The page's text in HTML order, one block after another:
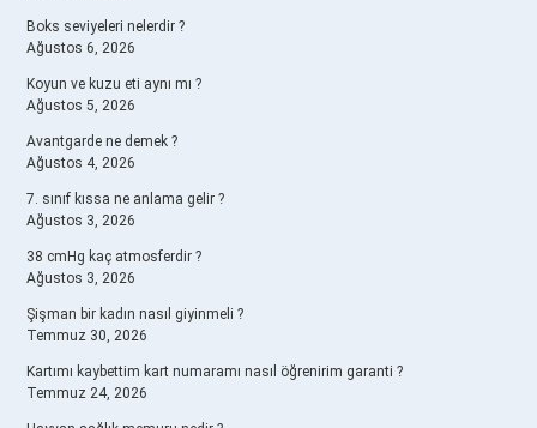
Boks seviyeleri nelerdir ?
Ağustos 6, 2026
Koyun ve kuzu eti aynı mı ?
Ağustos 5, 2026
Avantgarde ne demek ?
Ağustos 4, 2026
7. sınıf kıssa ne anlama gelir ?
Ağustos 3, 2026
38 cmHg kaç atmosferdir ?
Ağustos 3, 2026
Şişman bir kadın nasıl giyinmeli ?
Temmuz 30, 2026
Kartımı kaybettim kart numaramı nasıl öğrenirim garanti ?
Temmuz 24, 2026